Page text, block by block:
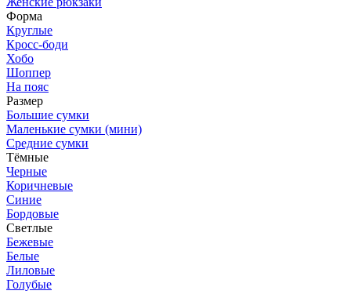
Форма
Круглые
Кросс-боди
Хобо
Шоппер
На пояс
Размер
Большие сумки
Маленькие сумки (мини)
Средние сумки
Тёмные
Черные
Коричневые
Синие
Бордовые
Светлые
Бежевые
Белые
Лиловые
Голубые